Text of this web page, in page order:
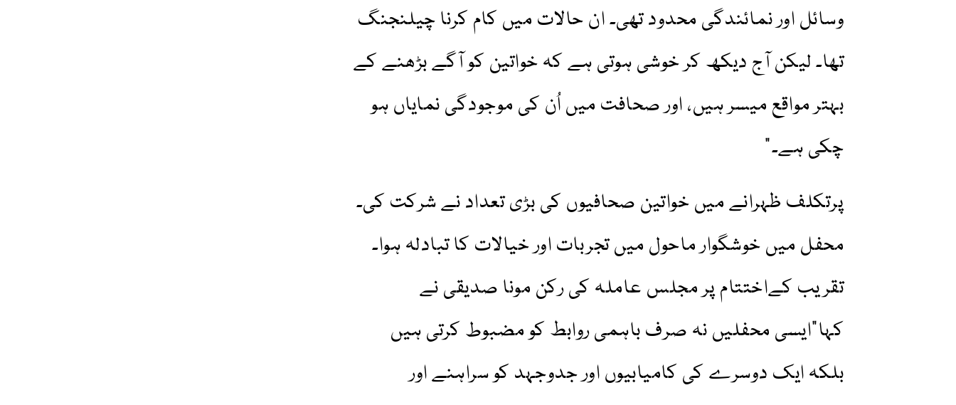
وسائل اور نمائندگی محدود تھی۔ ان حالات میں کام کرنا چیلنجنگ
تھا۔ لیکن آج دیکھ کر خوشی ہوتی ہے کہ خواتین کو آگے بڑھنے کے
بہتر مواقع میسر ہیں، اور صحافت میں اُن کی موجودگی نمایاں ہو
چکی ہے۔”
پرتکلف ظہرانے میں خواتین صحافیوں کی بڑی تعداد نے شرکت کی۔
محفل میں خوشگوار ماحول میں تجربات اور خیالات کا تبادلہ ہوا۔
تقریب کےاختتام پر مجلس عاملہ کی رکن مونا صدیقی نے
کہا”ایسی محفلیں نہ صرف باہمی روابط کو مضبوط کرتی ہیں
بلکہ ایک دوسرے کی کامیابیوں اور جدوجہد کو سراہنے اور